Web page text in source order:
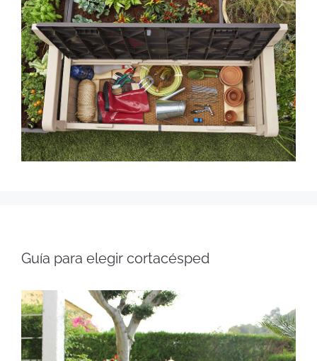
Guía para elegir cortacésped